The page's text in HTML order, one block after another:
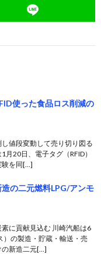
使った食品ロス削減の
値段変動して売り切り図る
20日、電子タグ（RFID）
験を同[…]
の二元燃料LPG/アンモ
に貢献見込む 川崎汽船は6
）の製造・貯蔵・輸送・売
の新造二元[…]